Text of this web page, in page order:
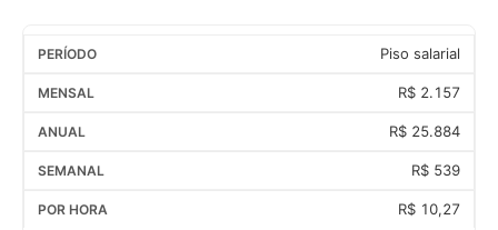
Piso salarial
R$ 2.157
R$ 25.884
R$ 539
R$ 10,27